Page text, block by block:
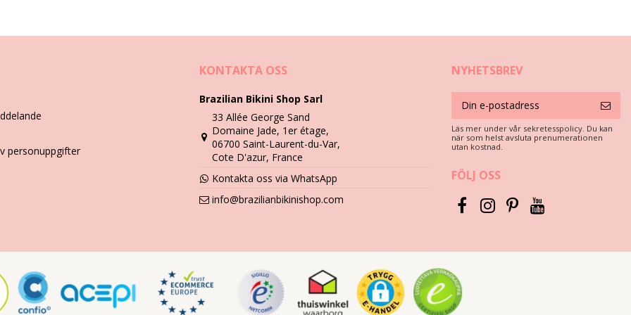
Tvätt & skötselanvisningar
kan göra att dina smycken förlorar sin glans.
trasa. Det tar bort alla rester av lotion och andra produkter du använde på stranden.
personuppgifter
KONTAKTA OSS
Brazilian Bikini Shop Sarl
33 Allée George Sand
Domaine Jade, 1er étage,
06700 Saint-Laurent-du-Var,
Cote D'azur, France
Kontakta oss via WhatsApp
info@brazilianbikinishop.com
NYHETSBREV
Läs mer under vår sekretesspolicy. Du kan
när som helst avsluta prenumerationen
utan kostnad.
FÖLJ OSS